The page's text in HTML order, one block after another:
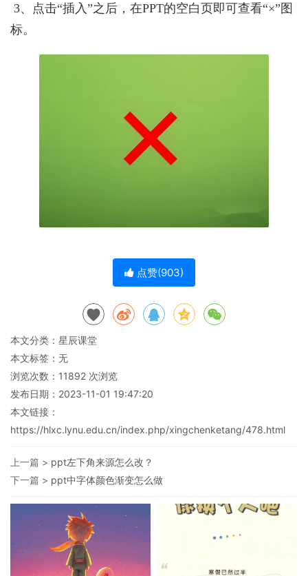
标。
点赞(903)
本文分类： 星辰课堂
本文标签：无
浏览次数： 11892 次浏览
发布日期：2023-11-01 19:47:20
本文链接：
https://hlxc.lynu.edu.cn/index.php/xingchenketang/478.html
上一篇 > ppt左下角来源怎么改？
下一篇 > ppt中字体颜色渐变怎么做